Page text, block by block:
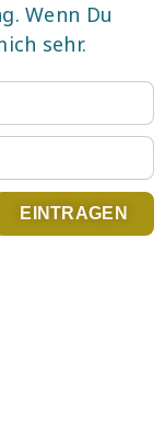
Wenn Du
sehr.
EINTRAGEN